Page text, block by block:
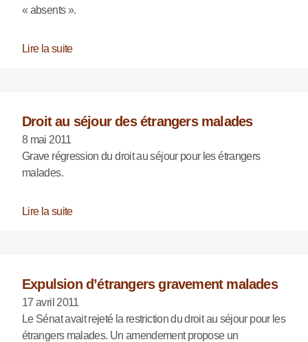
« absents ».
Lire la suite
Droit au séjour des étrangers malades
8 mai 2011
Grave régression du droit au séjour pour les étrangers
malades.
Lire la suite
Expulsion d’étrangers gravement malades
17 avril 2011
Le Sénat avait rejeté la restriction du droit au séjour pour les
étrangers malades. Un amendement propose un